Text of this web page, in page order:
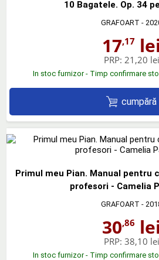
10 Bagatele. Op. 34
GRAFOART -
17,17 lei
PRP: 21,20 lei
In stoc furnizor - Timp confirmare
cumpără
Primul meu Pian. Manual pentru
profesori - Camelia
GRAFOART -
30,86 lei
PRP: 38,10 lei
In stoc furnizor - Timp confirmare